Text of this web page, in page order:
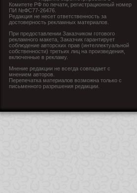
Комитете РФ по печати, регистрационный номер
ПИ №ФС77-26476.
Редакция не несет ответственность за
достоверность рекламных материалов.
При предоставлении Заказчиком готового
рекламного макета, Заказчик гарантирует
соблюдение авторских прав (интеллектуальной
собственности) третьих лиц на произведения,
включенные в рекламу.
Мнение редакции не всегда совпадает с
мнением авторов.
Перепечатка материалов возможна только с
письменного разрешения редакции.